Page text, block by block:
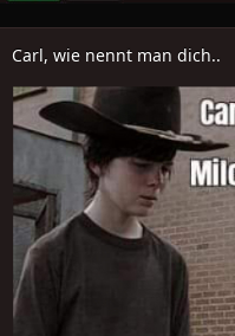
Carl, wie nennt man dich..